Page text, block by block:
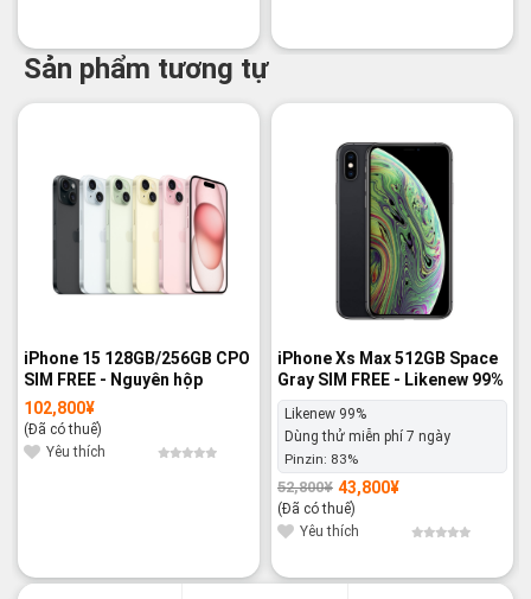
Sản phẩm tương tự
iPhone 15 128GB/256GB CPO
SIM FREE - Nguyên hộp
102,800¥
(Đã có thuế)
Yêu thích
iPhone Xs Max 512GB Space
Gray SIM FREE - Likenew 99%
Likenew 99%
Dùng thử miễn phí 7 ngày
Pinzin: 83%
52,800¥
Giá
gốc
là:
52,800¥.
43,800¥
Giá
hiện
tại
là:
43,800¥.
(Đã có thuế)
Yêu thích